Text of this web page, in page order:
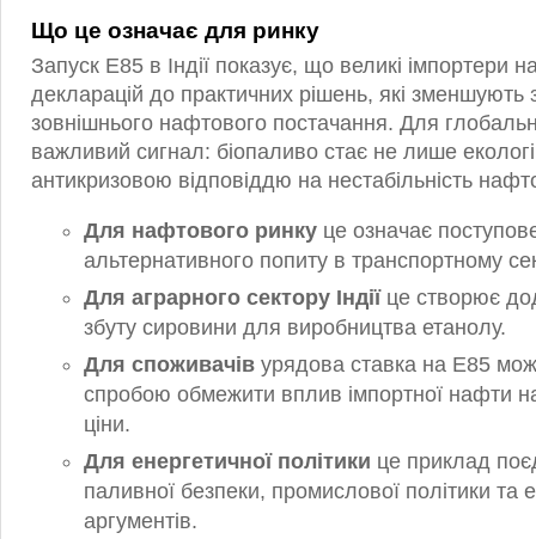
Що це означає для ринку
Запуск E85 в Індії показує, що великі імпортери
декларацій до практичних рішень, які зменшують
зовнішнього нафтового постачання. Для
важливий сигнал: біопаливо стає не лише
антикризовою відповіддю на нестабільність
Для нафтового ринку це означає
альтернативного попиту в транспортному
Для аграрного сектору Індіїце створює
збуту сировини для виробництва етанолу.
Для споживачів урядова ставка на E85
спробою обмежити вплив імпортної нафти
ціни.
Для енергетичної політики це приклад
паливної безпеки, промислової політики та
аргументів.